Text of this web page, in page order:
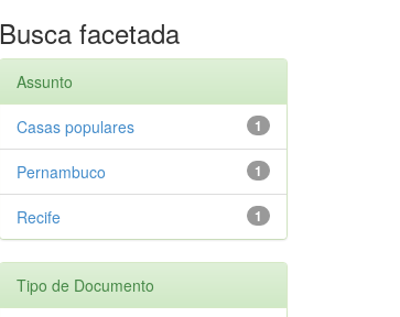
Busca facetada
Assunto
1
Casas populares
1
Pernambuco
1
Recife
Tipo de Documento